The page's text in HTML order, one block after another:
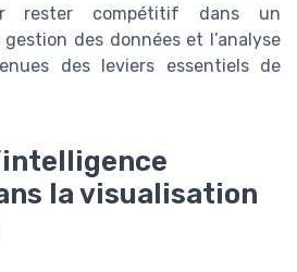
rester compétitif dans un
des données et l’analyse
des leviers essentiels de
la visualisation